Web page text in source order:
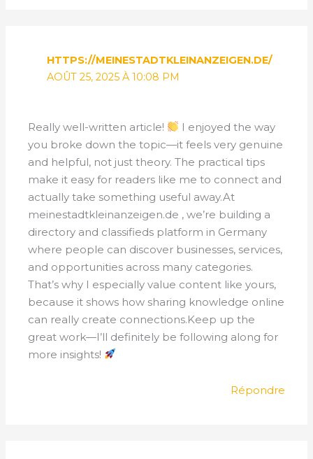
HTTPS://MEINESTADTKLEINANZEIGEN.DE/
AOÛT 25, 2025 À 10:08 PM
Really well-written article!
I enjoyed the way
you broke down the topic—it feels very genuine
and helpful, not just theory. The practical tips
make it easy for readers like me to connect and
actually take something useful away.At
meinestadtkleinanzeigen.de , we’re building a
directory and classifieds platform in Germany
where people can discover businesses, services,
and opportunities across many categories.
That’s why I especially value content like yours,
because it shows how sharing knowledge online
can really create connections.Keep up the
great work—I’ll definitely be following along for
more insights!
Répondre